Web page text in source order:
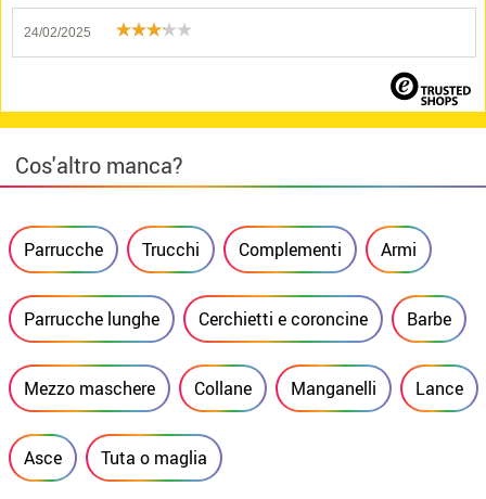
24/02/2025
Cos'altro manca?
Parrucche Trucchi Complementi Armi
Parrucche lunghe Cerchietti e coroncine Barbe
Mezzo maschere Collane Manganelli Lance
Asce Tuta o maglia